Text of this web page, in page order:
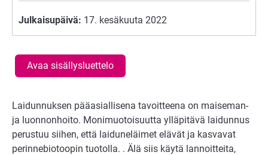
Julkaisupäivä: 17. kesäkuuta 2022
Avaa sisällysluettelo
Laidunnuksen pääasiallisena tavoitteena on maiseman-
ja luonnonhoito. Monimuotoisuutta ylläpitävä laidunnus
perustuu siihen, että laiduneläimet elävät ja kasvavat
perinnebiotoopin tuotolla. . Älä siis käytä lannoitteita,